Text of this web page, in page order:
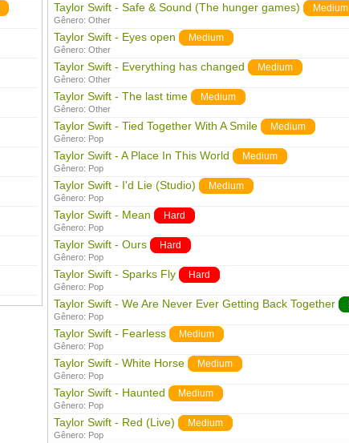
Taylor Swift - Safe & Sound (The hunger games) Medium
Gênero: Other
Taylor Swift - Eyes open Medium
Gênero: Other
Taylor Swift - Everything has changed Medium
Gênero: Other
Taylor Swift - The last time Medium
Gênero: Other
Taylor Swift - Tied Together With A Smile Medium
Gênero: Pop
Taylor Swift - A Place In This World Medium
Gênero: Pop
Taylor Swift - I'd Lie (Studio) Medium
Gênero: Pop
Taylor Swift - Mean Hard
Gênero: Pop
Taylor Swift - Ours Hard
Gênero: Pop
Taylor Swift - Sparks Fly Hard
Gênero: Pop
Taylor Swift - We Are Never Ever Getting Back Together
Gênero: Pop
Taylor Swift - Fearless Medium
Gênero: Pop
Taylor Swift - White Horse Medium
Gênero: Pop
Taylor Swift - Haunted Medium
Gênero: Pop
Taylor Swift - Red (Live) Medium
Gênero: Pop